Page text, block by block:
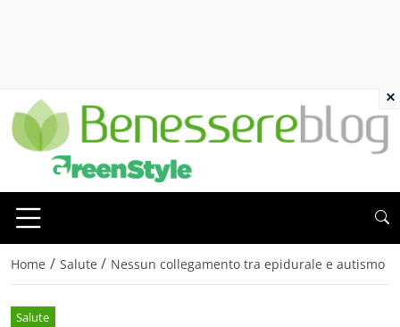
Home / Salute / Nessun collegamento tra epidurale e autismo
Salute
×